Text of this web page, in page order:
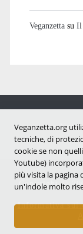
Veganzettasu Il
Copyright ©
Informativa sui
Veganzetta.org
tecniche, di
cookie se non
Youtube)
più visita la pagina
un'indole molto